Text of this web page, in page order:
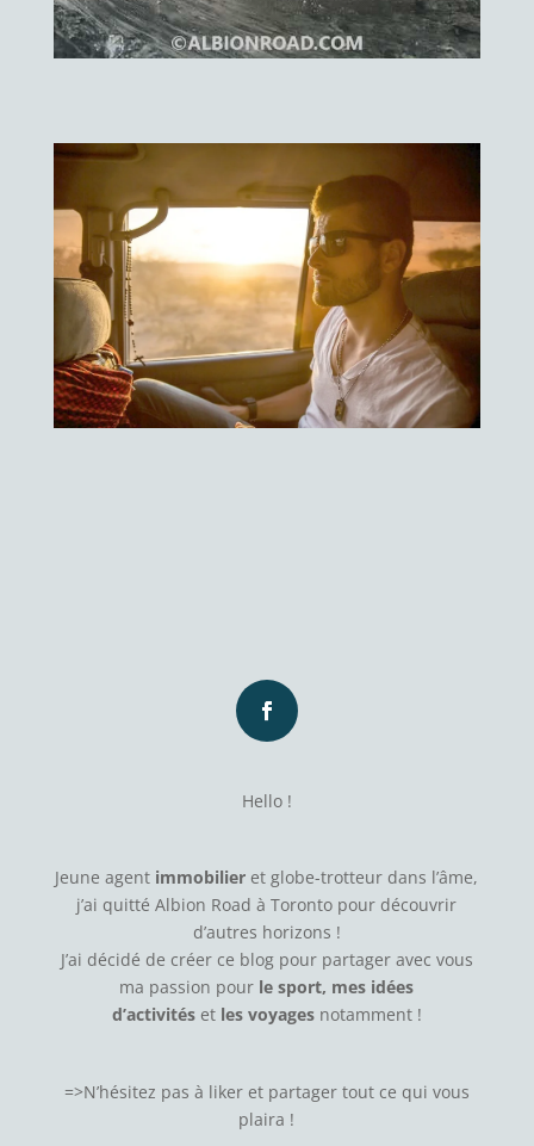
Hello !
Jeune agent immobilier et globe-trotteur dans l’âme,
j’ai quitté Albion Road à Toronto pour découvrir
d’autres horizons !
J’ai décidé de créer ce blog pour partager avec vous
ma passion pour le sport, mes idées
d’activitéset les voyagesnotamment !
=>N’hésitez pas à likeret partager tout ce qui vous
plaira !